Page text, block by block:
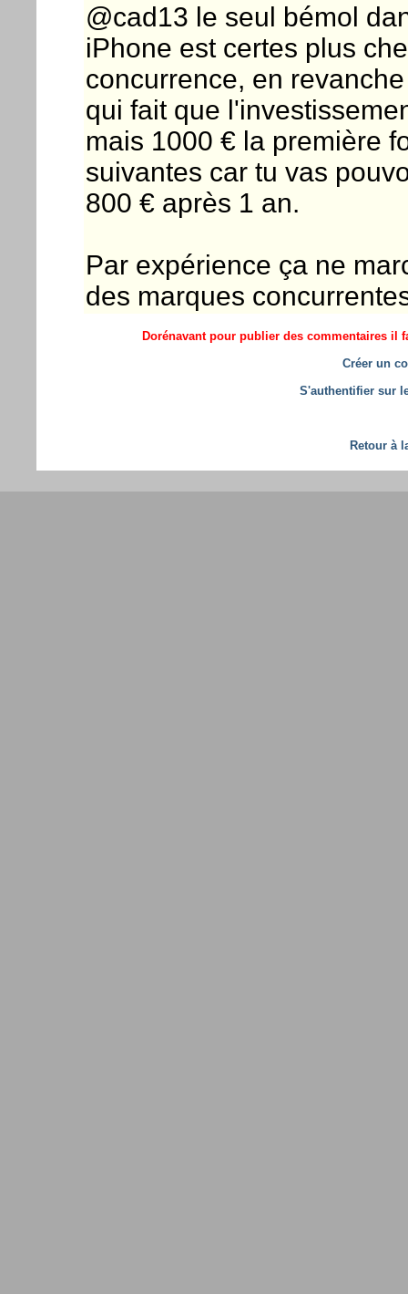
@cad13 le seul bémol
iPhone est certes plus
concurrence, en
qui fait que
mais 1000 € la première
suivantes car tu vas
800 € après 1 an.
Par expérience ça ne
des marques
Dorénavant pour publier des commentaires il
Créer un
S'authentifier sur
Retour à